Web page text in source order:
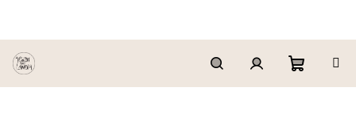
obsah
HľadaťPrihlásenie